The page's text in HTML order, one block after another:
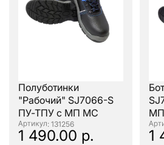
Полуботинки
"Рабочий" SJ7066-S
ПУ-ТПУ с МП МС
: 131256
1 490.00 р. 1